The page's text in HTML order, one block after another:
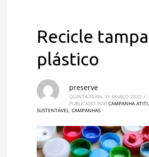
Recicle
plástico
preserve
QUINTA-FEIRA, 31 MARÇO 2022 /
PUBLICADO POR CAMPANHA
SUSTENTÁVEL, CAMPANHAS